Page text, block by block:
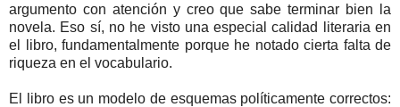
argumento con atención y creo que sabe terminar bien la
novela. Eso sí, no he visto una especial calidad literaria en
el libro, fundamentalmente porque he notado cierta falta de
riqueza en el vocabulario.
El libro es un modelo de esquemas políticamente correctos: